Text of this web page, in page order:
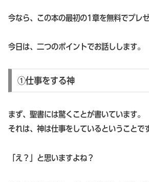
今なら、この本の最初の1章を無料でプレゼ
今日は、二つのポイントでお話しします。
①仕事をする神
まず、聖書には驚くことが書いています。
それは、神は仕事をしているということです
「え？」と思いますよね？